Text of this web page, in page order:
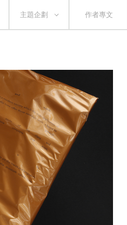
主題企劃 作者專文